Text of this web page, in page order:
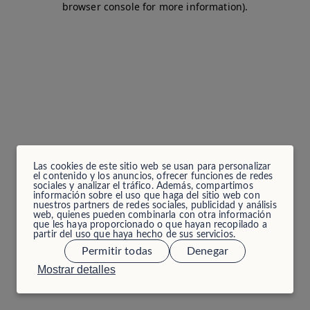
Las cookies de este sitio web se usan para personalizar
el contenido y los anuncios, ofrecer funciones de redes
sociales y analizar el tráfico. Además, compartimos
información sobre el uso que haga del sitio web con
nuestros partners de redes sociales, publicidad y análisis
web, quienes pueden combinarla con otra información
que les haya proporcionado o que hayan recopilado a
partir del uso que haya hecho de sus servicios.
Mostrar detalles
Permitir todas Denegar
browser console for more information).